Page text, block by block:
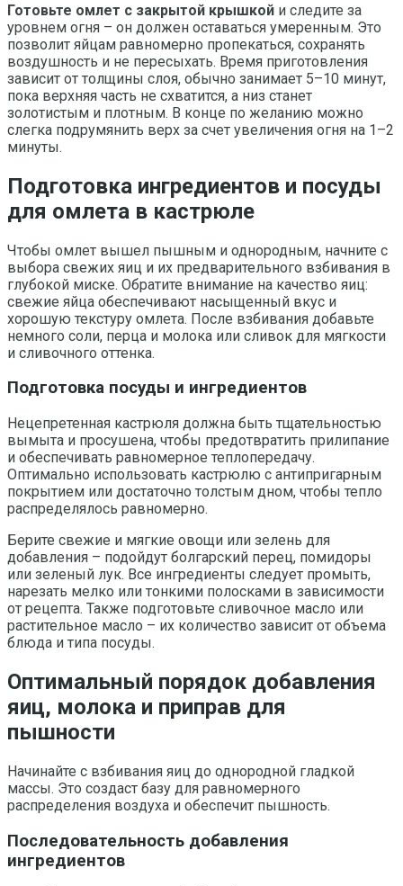
Готовьте омлет с закрытой крышкой и следите за
уровнем огня – он должен оставаться умеренным. Это
позволит яйцам равномерно пропекаться, сохранять
воздушность и не пересыхать. Время приготовления
зависит от толщины слоя, обычно занимает 5–10 минут,
пока верхняя часть не схватится, а низ станет
золотистым и плотным. В конце по желанию можно
слегка подрумянить верх за счет увеличения огня на 1–2
минуты.
Подготовка ингредиентов и посуды
для омлета в кастрюле
Чтобы омлет вышел пышным и однородным, начните с
выбора свежих яиц и их предварительного взбивания в
глубокой миске. Обратите внимание на качество яиц:
свежие яйца обеспечивают насыщенный вкус и
хорошую текстуру омлета. После взбивания добавьте
немного соли, перца и молока или сливок для мягкости
и сливочного оттенка.
Подготовка посуды и ингредиентов
Нецепретенная кастрюля должна быть тщательностью
вымыта и просушена, чтобы предотвратить прилипание
и обеспечивать равномерное теплопередачу.
Оптимально использовать кастрюлю с антипригарным
покрытием или достаточно толстым дном, чтобы тепло
распределялось равномерно.
Берите свежие и мягкие овощи или зелень для
добавления – подойдут болгарский перец, помидоры
или зеленый лук. Все ингредиенты следует промыть,
нарезать мелко или тонкими полосками в зависимости
от рецепта. Также подготовьте сливочное масло или
растительное масло – их количество зависит от объема
блюда и типа посуды.
Оптимальный порядок добавления
яиц, молока и приправ для
пышности
Начинайте с взбивания яиц до однородной гладкой
массы. Это создаст базу для равномерного
распределения воздуха и обеспечит пышность.
Последовательность добавления
ингредиентов